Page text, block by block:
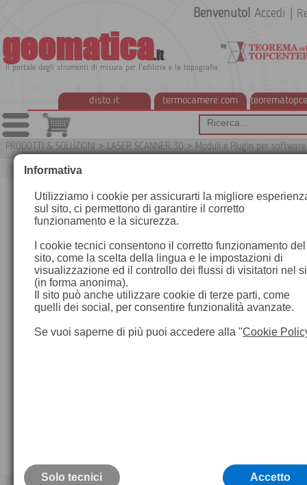
geomatica.it
Il portale degli strumenti di misura per l'edilizia e la topografia
disto.it termocamere.com
Benvenuto! Accedi
PRODOTTI & SOLUZIONI > LASER SCANNER 3D > Moduli e Plugin per software
Informativa
Utilizziamo i cookie per assicurarti la migliore
sul sito, ci permettono di garantire il corretto
funzionamento e la sicurezza.
I cookie tecnici consentono il corretto funzionamento del
sito, come la scelta della lingua e le impostazioni di
visualizzazione ed il controllo dei flussi di visitatori nel
(in forma anonima).
Il sito può anche utilizzare cookie di terze parti, come
quelli dei social, per consentire funzionalità avanzate.
Se vuoi saperne di più puoi accedere alla "Cookie
Solo tecnici Accetto